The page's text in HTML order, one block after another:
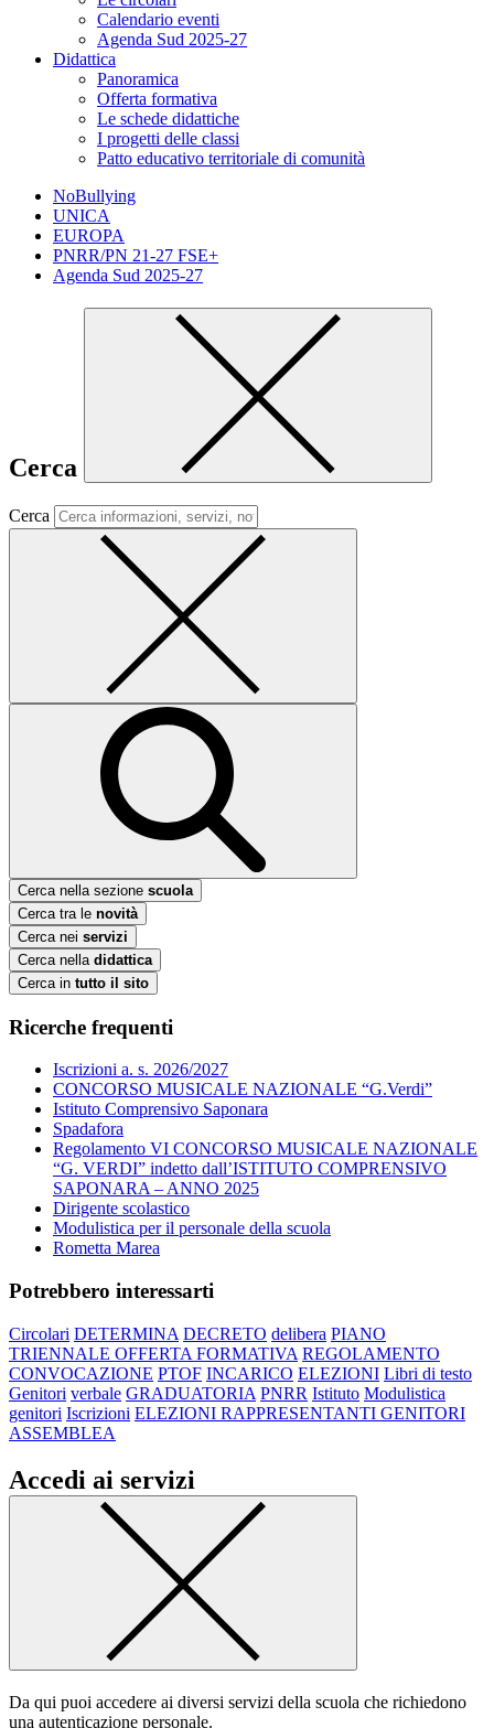
Calendario eventi
Agenda Sud 2025-27
Didattica
Panoramica
Offerta formativa
Le schede didattiche
I progetti delle classi
Patto educativo territoriale di comunità
NoBullying
UNICA
EUROPA
PNRR/PN 21-27 FSE+
Agenda Sud 2025-27
Cerca
Cerca
Cerca nella sezione scuola
Cerca tra le novità
Cerca nei servizi
Cerca nella didattica
Cerca in tutto il sito
Ricerche frequenti
Iscrizioni a. s. 2026/2027
CONCORSO MUSICALE NAZIONALE “G.Verdi”
Istituto Comprensivo Saponara
Spadafora
Regolamento VI CONCORSO MUSICALE NAZIONALE
“G. VERDI” indetto dall’ISTITUTO COMPRENSIVO
SAPONARA – ANNO 2025
Dirigente scolastico
Modulistica per il personale della scuola
Rometta Marea
Potrebbero interessarti
Circolari DETERMINA DECRETO delibera PIANO
TRIENNALE OFFERTA FORMATIVA REGOLAMENTO
CONVOCAZIONE PTOF INCARICO ELEZIONI Libri di testo
Genitori verbale GRADUATORIA PNRR Istituto Modulistica
genitori Iscrizioni ELEZIONI RAPPRESENTANTI GENITORI
ASSEMBLEA
Accedi ai servizi
Da qui puoi accedere ai diversi servizi della scuola che richiedono
una autenticazione personale.